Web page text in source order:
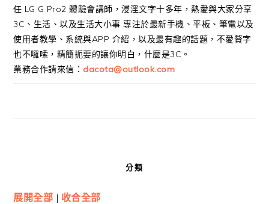
任 LG G Pro2 體驗會講師，浸淫文字十多年，熱愛與大家分享
3C、生活、以及生活大小事 專注於最新手機、平板、筆電以及
使用者教學、系統與APP 介紹，以及最有趣的話題，不愛贅字
也不囉嗦，精簡扼要的讓你明白，什麼是3C。
業務合作請來信： dacota@outlook.com
分類
展開全部 | 收合全部